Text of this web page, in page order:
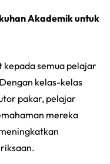
Akademik untuk
kepada semua pelajar
kelas-kelas
pakar, pelajar
mereka